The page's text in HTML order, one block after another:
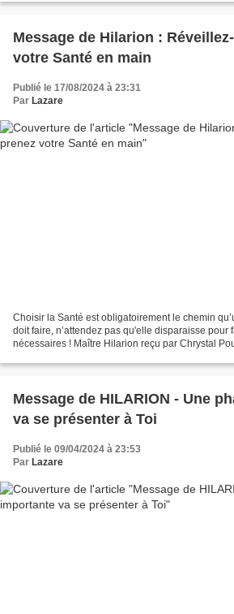
Message de Hilarion :
votre Santé en main
Publié le 17/08/2024 à 23:31
Par Lazare
Choisir la Santé est obligatoirement le chemin
doit faire, n’attendez pas qu'elle disparaisse pour
nécessaires ! Maître Hilarion reçu par Chrystal
Message de HILARION - Une
va se présenter à Toi
Publié le 09/04/2024 à 23:53
Par Lazare